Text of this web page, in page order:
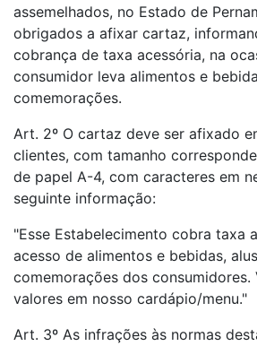
assemelhados, no Estado de
obrigados a afixar cartaz,
cobrança de taxa acessória, na
consumidor leva alimentos e
comemorações.
Art. 2º O cartaz deve ser afixado
clientes, com tamanho
de papel A-4, com caracteres em
seguinte informação:
"Esse Estabelecimento cobra taxa
acesso de alimentos e bebidas,
comemorações dos consumidores.
valores em nosso cardápio/menu."
Art. 3º As infrações às normas